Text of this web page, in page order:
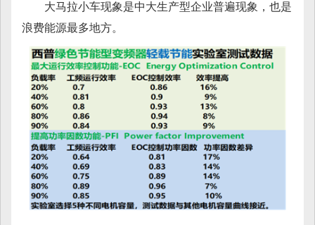
大马拉小车现象是中大生产型企业普遍现象，也是
浪费能源最多地方。